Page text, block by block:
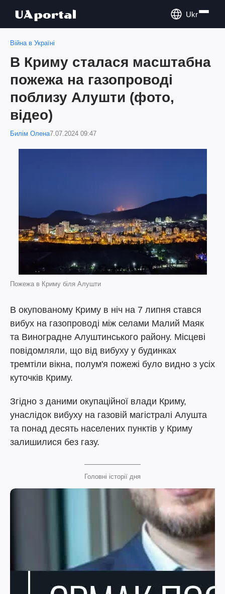
Ukr
Війна в Україні
В Криму сталася масштабна
пожежа на газопроводі
поблизу Алушти (фото,
відео)
Билім Олена7.07.2024 09:47
Пожежа в Криму біля Алушти
В окупованому Криму в ніч на 7 липня стався
вибух на газопроводі між селами Малий Маяк
та Виноградне Алуштинського району. Місцеві
повідомляли, що від вибуху у будинках
тремтіли вікна, полум'я пожежі було видно з усіх
куточків Криму.
Згідно з даними окупаційної влади Криму,
унаслідок вибуху на газовій магістралі Алушта
та понад десять населених пунктів у Криму
залишилися без газу.
Головні історії дня